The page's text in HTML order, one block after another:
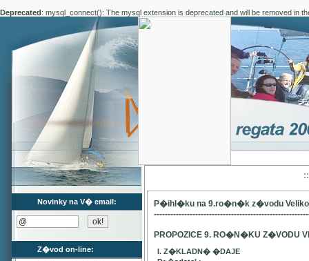
Deprecated: mysql_connect(): The mysql extension is deprecated and will be removed in
Novinky na V� email:
Z�vod on-line:
P�ihl�ku na 9.ro�n�k z�vodu
PROPOZICE 9. RO�N�KU Z�VODU
I. Z�KLADN� �DAJE